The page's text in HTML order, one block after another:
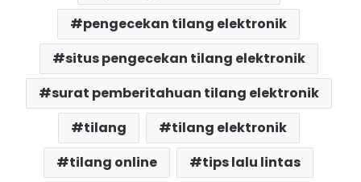
pengecekan tilang elektronik
situs pengecekan tilang elektronik
surat pemberitahuan tilang elektronik
tilang
tilang elektronik
tilang online
tips lalu lintas